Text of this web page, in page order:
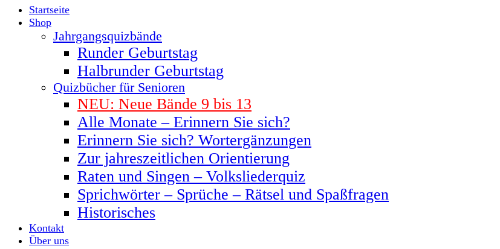
Startseite
Shop
Jahrgangsquizbände
Runder Geburtstag
Halbrunder Geburtstag
Quizbücher für Senioren
NEU: Neue Bände 9 bis 13
Alle Monate – Erinnern Sie sich?
Erinnern Sie sich? Wortergänzungen
Zur jahreszeitlichen Orientierung
Raten und Singen – Volksliederquiz
Sprichwörter – Sprüche – Rätsel und Spaßfragen
Historisches
Kontakt
Über uns